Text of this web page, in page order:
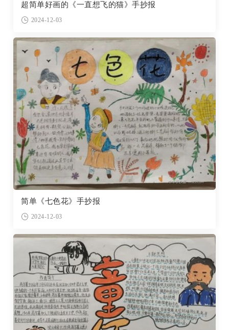
超简单好画的《一直想飞的猫》手抄报
2024-12-03
简单《七色花》手抄报
2024-12-03